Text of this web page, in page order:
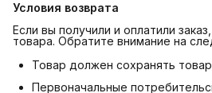
Условия возврата
Если вы получили и оплатили
товара. Обратите внимание на
Товар должен сохранять
Первоначальные